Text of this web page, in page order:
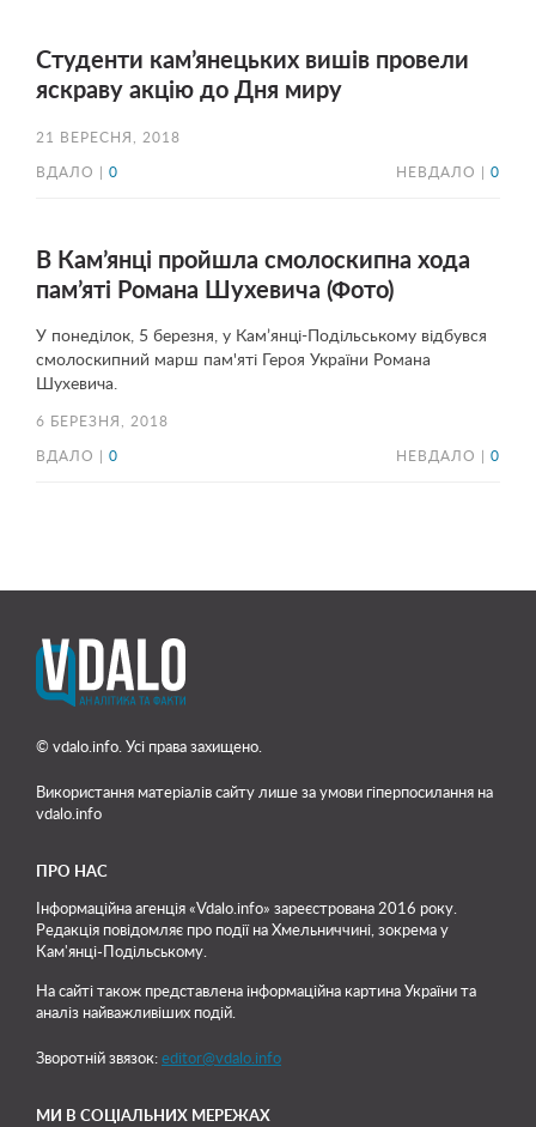
Студенти кам’янецьких вишів провели
яскраву акцію до Дня миру
21 ВЕРЕСНЯ, 2018
ВДАЛО | 0 НЕВДАЛО | 0
В Кам’янці пройшла смолоскипна хода
пам’яті Романа Шухевича (Фото)
У понеділок, 5 березня, у Кам’янці-Подільському відбувся
смолоскипний марш пам'яті Героя України Романа
Шухевича.
6 БЕРЕЗНЯ, 2018
ВДАЛО | 0 НЕВДАЛО | 0
© vdalo.info. Усі права захищено.
Використання матеріалів сайту лише за умови гіперпосилання на
vdalo.info
ПРО НАС
Інформаційна агенція «Vdalo.info» зареєстрована 2016 року.
Редакція повідомляє про події на Хмельниччині, зокрема у
Кам'янці-Подільському.
На сайті також представлена інформаційна картина України та
аналіз найважливіших подій.
Зворотній звязок: editor@vdalo.info
МИ В СОЦІАЛЬНИХ МЕРЕЖАХ